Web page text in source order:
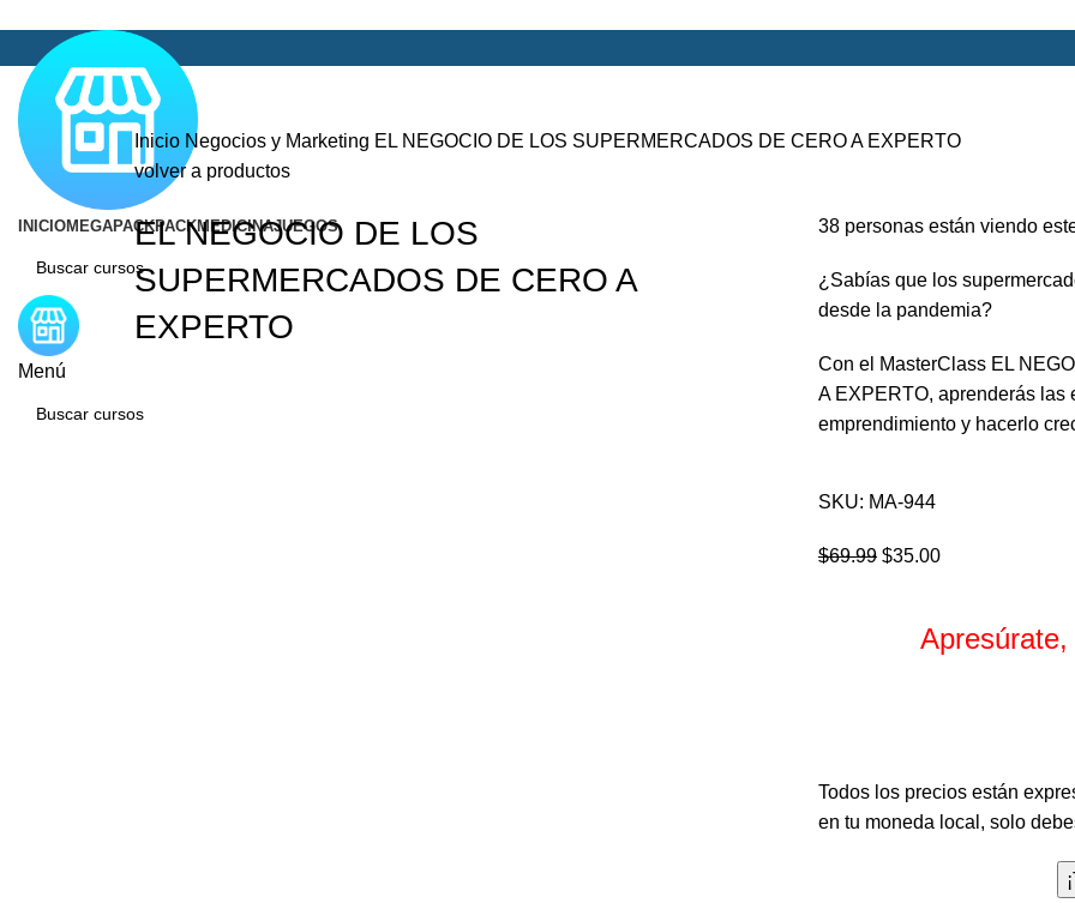
INICIOMEGAPACKPACKMEDICINAJUEGOS
Menú
Inicio Negocios y Marketing EL NEGOCIO DE LOS SUPERMERCADOS DE CERO A EXPERTO
volver a productos
EL NEGOCIO DE LOS
SUPERMERCADOS DE CERO A
EXPERTO
38 personas están viendo
¿Sabías que los
desde la pandemia?
Con el MasterClass EL
A EXPERTO, aprenderás las
emprendimiento y hacerlo
SKU: MA-944
$69.99 $35.00
Todos los precios están
en tu moneda local, solo